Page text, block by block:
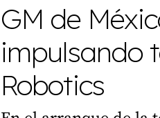
GM de
impulsando
Robotics